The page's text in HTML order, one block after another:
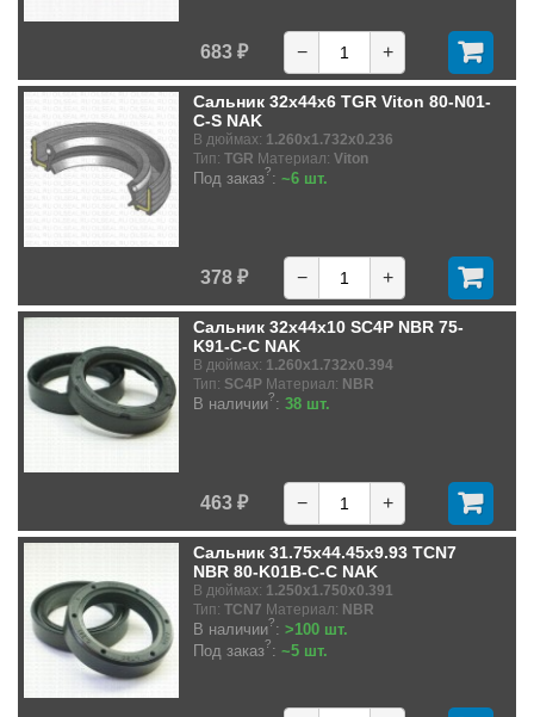
683 ₽ − +
Сальник 32x44x6 TGR Viton 80-N01-
C-S NAK
В дюймах: 1.260x1.732x0.236
Тип: TGR Материал: Viton
Под заказ?: ~6 шт.
378 ₽ − +
Сальник 32x44x10 SC4P NBR 75-
K91-C-C NAK
В дюймах: 1.260x1.732x0.394
Тип: SC4P Материал: NBR
В наличии?: 38 шт.
463 ₽ − +
Сальник 31.75x44.45x9.93 TCN7
NBR 80-K01B-C-C NAK
В дюймах: 1.250x1.750x0.391
Тип: TCN7 Материал: NBR
В наличии?: >100 шт.
Под заказ?: ~5 шт.